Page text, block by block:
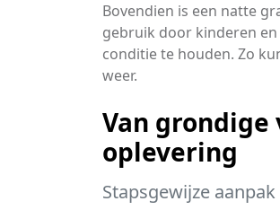
Bovendien is een natte
gebruik door kinderen
conditie te houden. Zo
weer.
Van
oplevering
Stapsgewijze